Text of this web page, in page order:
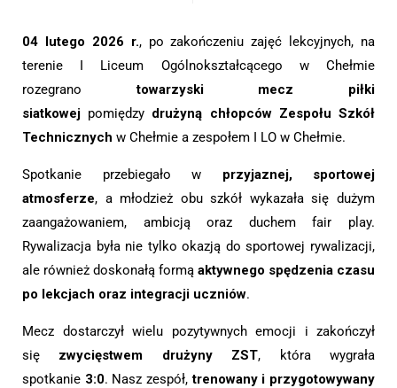
04 lutego 2026 r., po zakończeniu zajęć lekcyjnych, na
terenie I Liceum Ogólnokształcącego w Chełmie
rozegranotowarzyski mecz piłki
siatkowej pomiędzy drużyną chłopców Zespołu Szkół
Technicznych w Chełmie a zespołem I LO w Chełmie.
Spotkanie przebiegało w przyjaznej, sportowej
atmosferze, a młodzież obu szkół wykazała się dużym
zaangażowaniem, ambicją oraz duchem fair play.
Rywalizacja była nie tylko okazją do sportowej rywalizacji,
ale również doskonałą formą aktywnego spędzenia czasu
po lekcjach oraz integracji uczniów.
Mecz dostarczył wielu pozytywnych emocji i zakończył
się zwycięstwem drużyny ZST, która wygrała
spotkanie 3:0. Nasz zespół,trenowany i przygotowywany